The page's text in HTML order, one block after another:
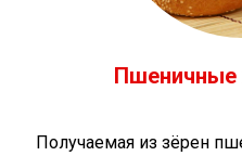
Пшеничные
Получаемая из зёрен